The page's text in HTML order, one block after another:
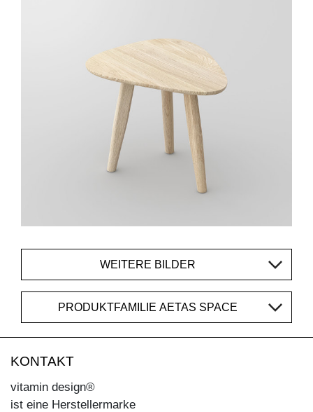
WEITERE BILDER
PRODUKTFAMILIE AETAS SPACE
KONTAKT
vitamin design®
ist eine Herstellermarke